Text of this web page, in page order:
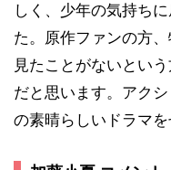
しく、少年の気持ち
た。原作ファンの方
見たことがないとい
だと思います。アク
の素晴らしいドラマを